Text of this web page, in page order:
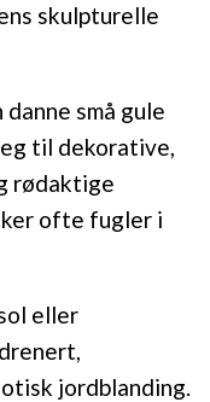
skulpturelle
danne små gule
til dekorative,
rødaktige
ofte fugler i
eller
jordblanding.